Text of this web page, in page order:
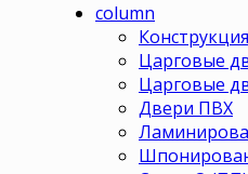
column
Конструкция
Царговые
Царговые
Двери ПВХ